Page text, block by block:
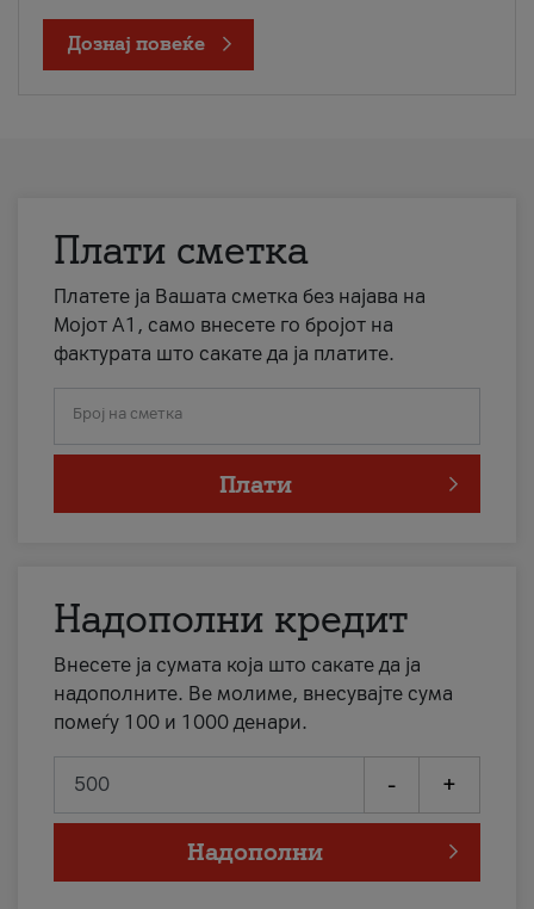
Дознај повеќе
Плати сметка
Платете ја Вашата сметка без најава на
Мојот А1, само внесете го бројот на
фактурата што сакате да ја платите.
Број на сметка
Плати
Надополни кредит
Внесете ја сумата која што сакате да ја
надополните. Ве молиме, внесувајте сума
помеѓу 100 и 1000 денари.
- +
Надополни